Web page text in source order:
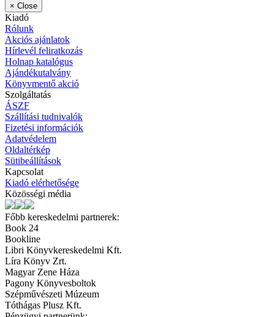
× Close
Kiadó
Rólunk
Akciós ajánlatok
Hírlevél feliratkozás
Holnap katalógus
Ajándékutalvány
Könyvmentő akció
Szolgáltatás
ÁSZF
Szállítási tudnivalók
Fizetési információk
Adatvédelem
Oldaltérkép
Sütibeállítások
Kapcsolat
Kiadó elérhetősége
Közösségi média
Főbb kereskedelmi partnerek:
Book 24
Bookline
Libri Könyvkereskedelmi Kft.
Líra Könyv Zrt.
Magyar Zene Háza
Pagony Könyvesboltok
Szépművészeti Múzeum
Tóthágas Plusz Kft.